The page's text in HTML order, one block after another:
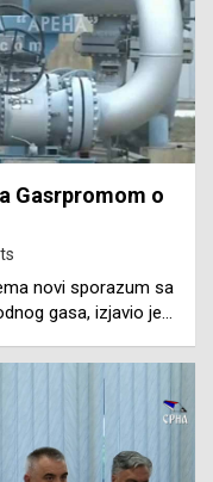
Gasrpromom o
novi sporazum sa
gasa, izjavio je…